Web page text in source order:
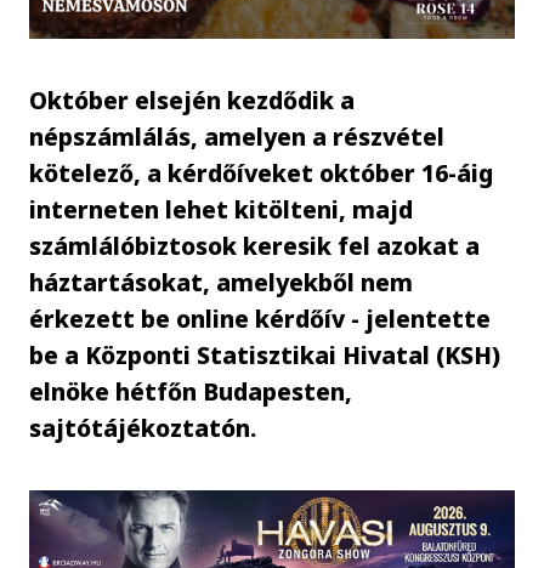
Október elsején kezdődik a
népszámlálás, amelyen a részvétel
kötelező, a kérdőíveket október 16-áig
interneten lehet kitölteni, majd
számlálóbiztosok keresik fel azokat a
háztartásokat, amelyekből nem
érkezett be online kérdőív - jelentette
be a Központi Statisztikai Hivatal (KSH)
elnöke hétfőn Budapesten,
sajtótájékoztatón.